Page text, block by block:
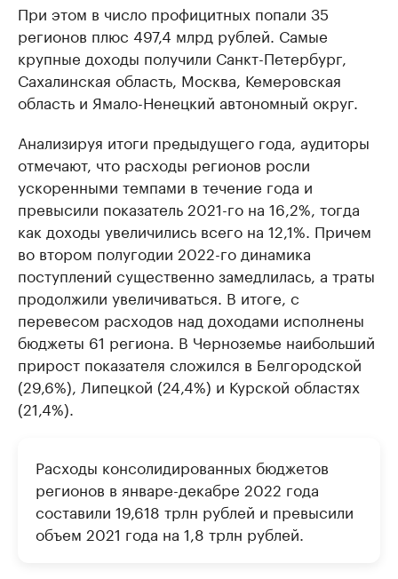
При этом в число профицитных попали 35
регионов плюс 497,4 млрд рублей. Самые
крупные доходы получили Санкт-Петербург,
Сахалинская область, Москва, Кемеровская
область и Ямало-Ненецкий автономный округ.
Анализируя итоги предыдущего года, аудиторы
отмечают, что расходы регионов росли
ускоренными темпами в течение года и
превысили показатель 2021-го на 16,2%, тогда
как доходы увеличились всего на 12,1%. Причем
во втором полугодии 2022-го динамика
поступлений существенно замедлилась, а траты
продолжили увеличиваться. В итоге, с
перевесом расходов над доходами исполнены
бюджеты 61 региона. В Черноземье наибольший
прирост показателя сложился в Белгородской
(29,6%), Липецкой (24,4%) и Курской областях
(21,4%).
Расходы консолидированных бюджетов
регионов в январе-декабре 2022 года
составили 19,618 трлн рублей и превысили
объем 2021 года на 1,8 трлн рублей.